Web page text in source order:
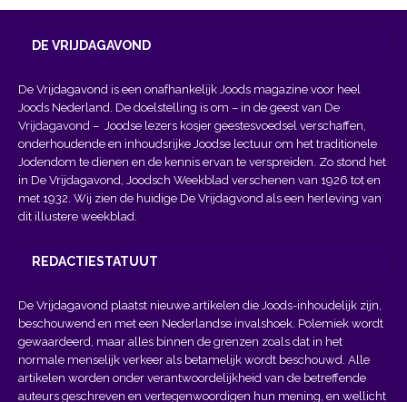
DE VRIJDAGAVOND
De Vrijdagavond is een onafhankelijk Joods magazine voor heel
Joods Nederland. De doelstelling is om – in de geest van De
Vrijdagavond – Joodse lezers kosjer geestesvoedsel verschaffen,
onderhoudende en inhoudsrijke Joodse lectuur om het traditionele
Jodendom te dienen en de kennis ervan te verspreiden. Zo stond het
in De Vrijdagavond, Joodsch Weekblad verschenen van 1926 tot en
met 1932. Wij zien de huidige De Vrijdagvond als een herleving van
dit illustere weekblad.
REDACTIESTATUUT
De Vrijdagavond plaatst nieuwe artikelen die Joods-inhoudelijk zijn,
beschouwend en met een Nederlandse invalshoek. Polemiek wordt
gewaardeerd, maar alles binnen de grenzen zoals dat in het
normale menselijk verkeer als betamelijk wordt beschouwd. Alle
artikelen worden onder verantwoordelijkheid van de betreffende
auteurs geschreven en vertegenwoordigen hun mening, en wellicht